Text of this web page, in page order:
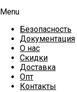
Menu
Безопасность
Документация
О нас
Скидки
Доставка
Опт
Контакты